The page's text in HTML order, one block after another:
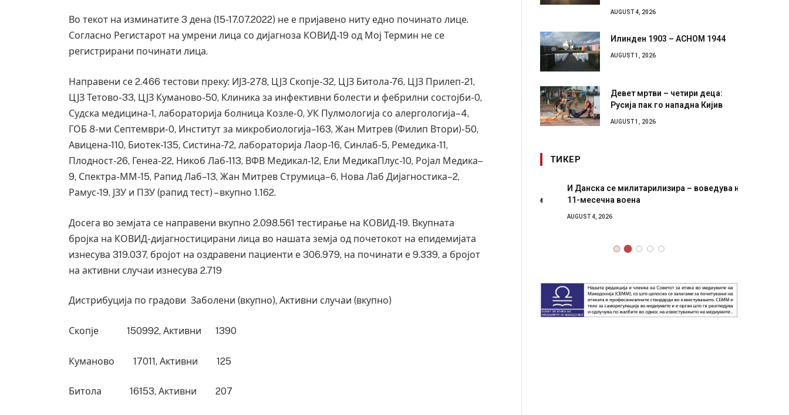
Во текот на изминатите 3 дена (15-17.07.2022) не е пријавено ниту едно починато лице.
Согласно Регистарот на умрени лица со дијагноза КОВИД-19 од Мој Термин не се
регистрирани починати лица.
Направени се 2.466 тестови преку: ИЈЗ-278, ЦЈЗ Скопје-32, ЦЈЗ Битола-76, ЦЈЗ Прилеп-21,
ЦЈЗ Тетово-33, ЦЈЗ Куманово-50, Клиника за инфективни болести и фебрилни состојби-0,
Судска медицина-1, лабораторија болница Козле-0, УК Пулмологија со алергологија–4,
ГОБ 8-ми Септември-0, Институт за микробиологија–163, Жан Митрев (Филип Втори)-50,
Авицена-110, Биотек-135, Систина-72, лабораторија Лаор-16, Синлаб-5, Ремедика-11,
Плодност-26, Генеа-22, Никоб Лаб-113, ВФВ Медикал-12, Ели МедикаПлус-10, Ројал Медика–
9, Спектра-ММ-15, Рапид Лаб–13, Жан Митрев Струмица–6, Нова Лаб Дијагностика–2,
Рамус-19, ЈЗУ и ПЗУ (рапид тест) – вкупно 1.162.
Досега во земјата се направени вкупно 2.098.561 тестирање на КОВИД-19. Вкупната
бројка на КОВИД-дијагностицирани лица во нашата земја од почетокот на епидемијата
изнесува 319.037, бројот на оздравени пациенти е 306.979, на починати е 9.339, а бројот
на активни случаи изнесува 2.719
Дистрибуција по градови Заболени (вкупно), Активни случаи (вкупно)
Скопје 150992, Активни 1390
Куманово 17011, Активни 125
Битола 16153, Активни 207
AUGUST 4, 2026
Илинден 1903 – АСНОМ 1944
AUGUST 1, 2026
Девет мртви – четири деца:
Русија пак го нападна Кијив
AUGUST 1, 2026
ТИКЕР
Грција: Горат Парос, Андрос, Калимнос, Крит, …
AUGUST 6, 2026
И Данска се милитарилизира – воведува нова
11-месечна воена
AUGUST 4, 2026